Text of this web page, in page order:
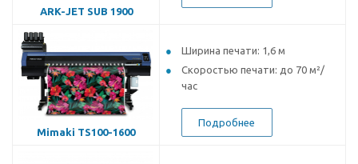
ARK-JET SUB 1900
Mimaki TS100-1600
Ширина печати: 1,6м
Скоростью печати: до 70 м²/
час
Подробнее